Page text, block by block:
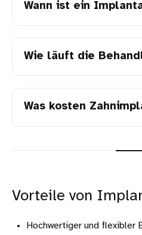
Wann ist ein
Wie läuft die
Was kosten
Vorteile von
Hochwertiger und flexibler